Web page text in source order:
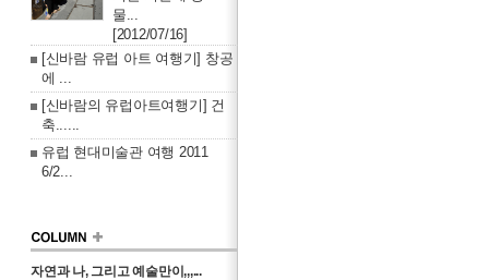
물...
[2012/07/16]
[신바람 유럽 아트 여행기] 창공
에 ...
[신바람의 유럽아트여행기] 건
축......
유럽 현대미술관 여행 2011
6/2...
자연과 나, 그리고 예술만이,,,...